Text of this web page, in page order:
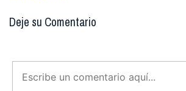
Deje su Comentario